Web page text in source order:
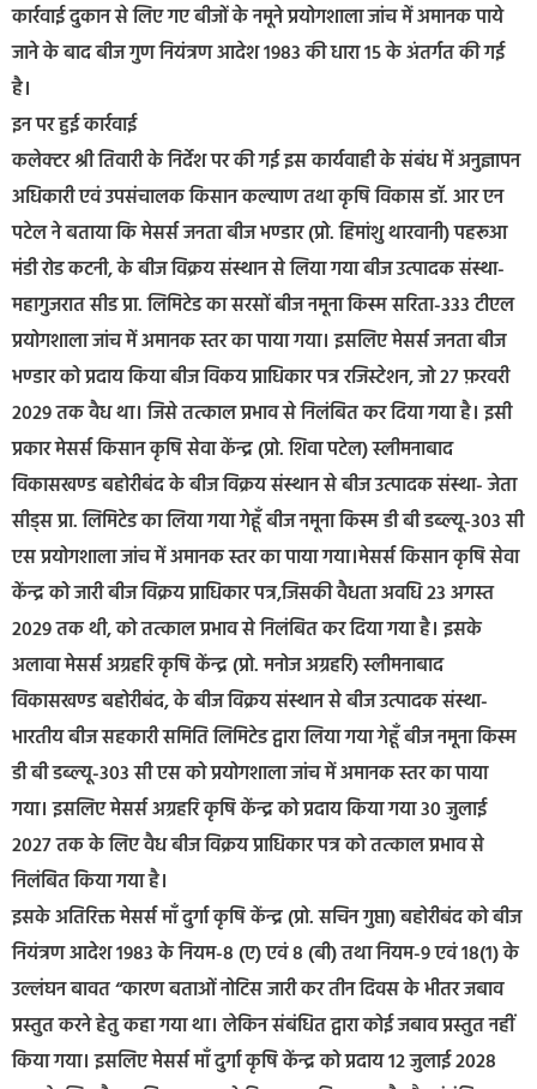
कार्रवाई दुकान से लिए गए बीजों के नमूने प्रयोगशाला जांच में अमानक पाये
जाने के बाद बीज गुण नियंत्रण आदेश 1983 की धारा 15 के अंतर्गत की गई
है।
इन पर हुई कार्रवाई
कलेक्‍टर श्री तिवारी के निर्देश पर की गई इस कार्यवाही के संबंध में अनुज्ञापन
अधिकारी एवं उपसंचालक किसान कल्‍याण तथा कृषि विकास डॉ. आर एन
पटेल ने बताया कि मेसर्स जनता बीज भण्डार (प्रो. हिमांशु थारवानी) पहरूआ
मंडी रोड कटनी, के बीज विक्रय संस्थान से लिया गया बीज उत्पादक संस्था-
महागुजरात सीड प्रा. लिमिटेड का सरसों बीज नमूना किस्म सरिता-333 टीएल
प्रयोगशाला जांच में अमानक स्तर का पाया गया। इसलिए मेसर्स जनता बीज
भण्डार को प्रदाय किया बीज विकय प्राधिकार पत्र रजिस्टेशन, जो 27 फ़रवरी
2029 तक वैध था। जिसे तत्काल प्रभाव से निलंबित कर दिया गया है। इसी
प्रकार मेसर्स किसान कृषि सेवा केंन्द्र (प्रो. शिवा पटेल) स्लीमनाबाद
विकासखण्ड बहोरीबंद के बीज विक्रय संस्थान से बीज उत्पादक संस्था- जेता
सीड्स प्रा. लिमिटेड का लिया गया गेहूँ बीज नमूना किस्म डी बी डब्ल्यू-303 सी
एस प्रयोगशाला जांच में अमानक स्तर का पाया गया।मेसर्स किसान कृषि सेवा
केंन्द्र को जारी बीज विक्रय प्राधिकार पत्र,जिसकी वैधता अवधि 23 अगस्त
2029 तक थी, को तत्काल प्रभाव से निलंबित कर दिया गया है। इसके
अलावा मेसर्स अग्रहरि कृषि केंन्द्र (प्रो. मनोज अग्रहरि) स्लीमनाबाद
विकासखण्ड बहोरीबंद, के बीज विक्रय संस्थान से बीज उत्पादक संस्था-
भारतीय बीज सहकारी समिति लिमिटेड द्वारा लिया गया गेहूँ बीज नमूना किस्म
डी बी डब्ल्यू-303 सी एस को प्रयोगशाला जांच में अमानक स्तर का पाया
गया। इसलिए मेसर्स अग्रहरि कृषि केंन्द्र को प्रदाय किया गया 30 जुलाई
2027 तक के लिए वैध बीज विक्रय प्राधिकार पत्र को तत्काल प्रभाव से
निलंबित किया गया है।
इसके अतिरिक्त मेसर्स माँ दुर्गा कृषि केंन्द्र (प्रो. सचिन गुप्ता) बहोरीबंद को बीज
नियंत्रण आदेश 1983 के नियम-8 (ए) एवं 8 (बी) तथा नियम-9 एवं 18(1) के
उल्लंघन बावत “कारण बताओं नोटिस जारी कर तीन दिवस के भीतर जबाव
प्रस्तुत करने हेतु कहा गया था। लेकिन संबंधित द्वारा कोई जबाव प्रस्तुत नहीं
किया गया। इसलिए मेसर्स माँ दुर्गा कृषि केंन्द्र को प्रदाय 12 जुलाई 2028